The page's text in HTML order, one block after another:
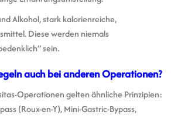
Alkohol, stark kalorienreiche,
Diese werden niemals
sein.
auch bei anderen Operationen?
Operationen gelten ähnliche Prinzipien:
(Roux-en-Y), Mini-Gastric-Bypass,